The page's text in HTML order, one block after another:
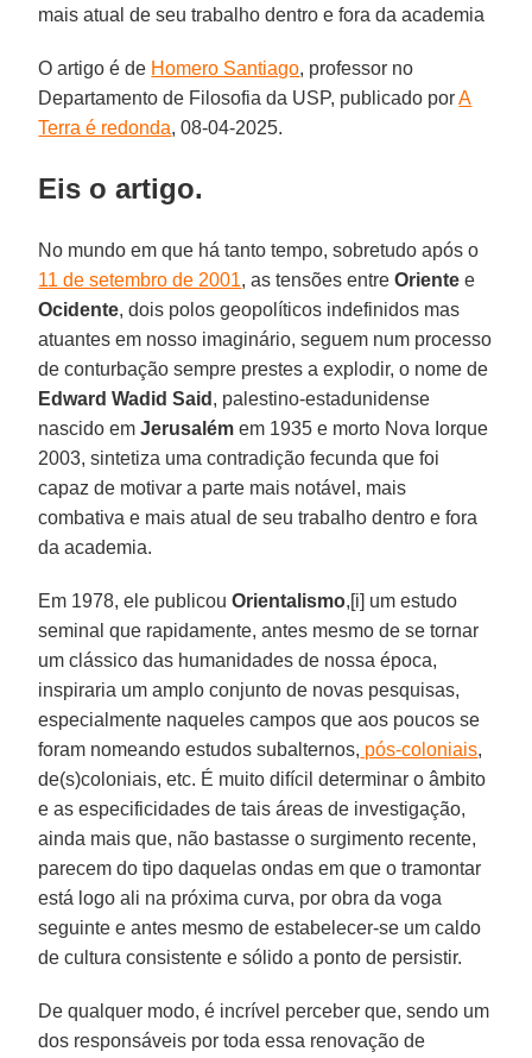
mais atual de seu trabalho dentro e fora da academia
O artigo é de Homero Santiago, professor no
Departamento de Filosofia da USP, publicado porA
Terra é redonda, 08-04-2025.
Eis o artigo.
No mundo em que há tanto tempo, sobretudo após o
11 de setembro de 2001, as tensões entreOriente e
Ocidente, dois polos geopolíticos indefinidos mas
atuantes em nosso imaginário, seguem num processo
de conturbação sempre prestes a explodir, o nome de
Edward Wadid Said , palestino-estadunidense
nascido emJerusalém em 1935 e morto Nova Iorque
2003, sintetiza uma contradição fecunda que foi
capaz de motivar a parte mais notável, mais
combativa e mais atual de seu trabalho dentro e fora
da academia.
Em 1978, ele publicouOrientalismo,[i] um estudo
seminal que rapidamente, antes mesmo de se tornar
um clássico das humanidades de nossa época,
inspiraria um amplo conjunto de novas pesquisas,
especialmente naqueles campos que aos poucos se
foram nomeando estudos subalternos, pós-coloniais,
de(s)coloniais, etc. É muito difícil determinar o âmbito
e as especificidades de tais áreas de investigação,
ainda mais que, não bastasse o surgimento recente,
parecem do tipo daquelas ondas em que o tramontar
está logo ali na próxima curva, por obra da voga
seguinte e antes mesmo de estabelecer-se um caldo
de cultura consistente e sólido a ponto de persistir.
De qualquer modo, é incrível perceber que, sendo um
dos responsáveis por toda essa renovação de